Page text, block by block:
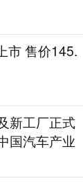
市 售价145.
新工厂正式
国汽车产业